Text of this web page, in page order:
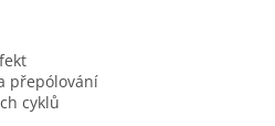
přepólování
cyklů